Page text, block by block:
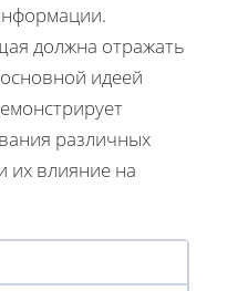
должна отражать
идеей
различных
их влияние на